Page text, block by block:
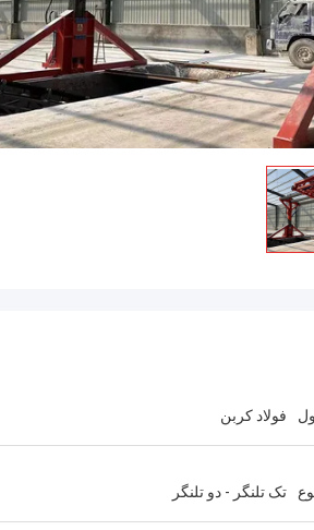
فولاد کربن
تک تلنگر - دو تلنگر